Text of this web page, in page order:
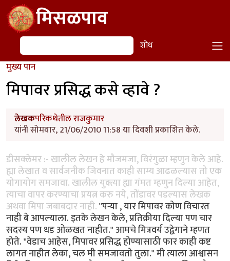
Skip to main contentमिसळपाव
शोध शोध
मुख्य पान
मिपावर प्रसिद्ध कसे व्हावे ?
लेखकपरिकथेतील राजकुमार
यांनी सोमवार, 21/06/2010 11:58 या दिवशी प्रकाशित केले.
डीसक्लेमर :- खालील लेखन हे मौजमजा, विरंगुळा म्हणुन केले आहे.
ह्या लेखात व सार्वजनीक जिवनात काही साम्य आढळल्यास तो एक
योगायोग समजावा. खालील युक्त्या ह्या गंमत म्हणुन दिल्या आहेत,
त्याचा वापर करण्याचा प्रयत्न करु नये, तोंडावर पडल्यास लेखक
अथवा मिपा जबाबदार नाही."पर्‍या , यार मिपावर कोण विचारत
नाही बे आपल्याला. इतके लेखन केले, प्रतिक्रीया दिल्या पण चार
सदस्य पण धड ओळखत नाहीत." आमचे मित्रवर्य उद्वेगाने म्हणत
होते. "वेडाच आहेस, मिपावर प्रसिद्ध होण्यासाठी फार काही कष्ट
लागत नाहीत लेका, चल मी समजावतो तुला." मी त्याला आश्वासन